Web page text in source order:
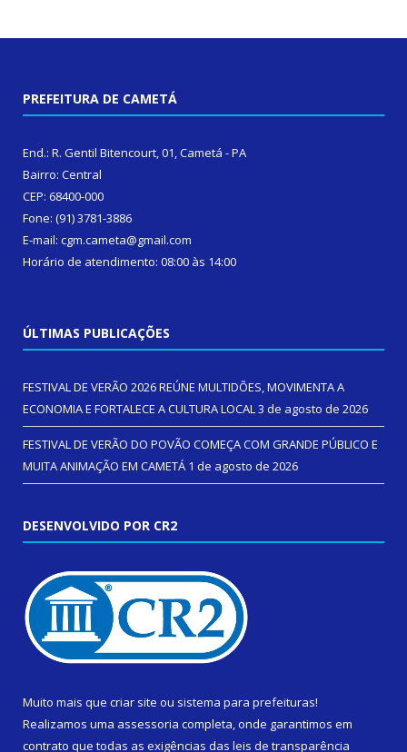
PREFEITURA DE CAMETÁ
End.: R. Gentil Bitencourt, 01, Cametá - PA
Bairro: Central
CEP: 68400-000
Fone: (91) 3781-3886
E-mail: cgm.cameta@gmail.com
Horário de atendimento: 08:00 às 14:00
ÚLTIMAS PUBLICAÇÕES
FESTIVAL DE VERÃO 2026 REÚNE MULTIDÕES, MOVIMENTA A
ECONOMIA E FORTALECE A CULTURA LOCAL3 de agosto de 2026
FESTIVAL DE VERÃO DO POVÃO COMEÇA COM GRANDE PÚBLICO E
MUITA ANIMAÇÃO EM CAMETÁ 1 de agosto de 2026
DESENVOLVIDO POR CR2
Muito mais que criar site ou sistema para prefeituras!
Realizamos uma assessoria completa, onde garantimos em
contrato que todas as exigências das leis de transparência